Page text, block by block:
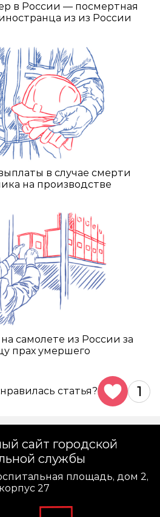
в России — посмертная
из из России
в случае смерти
на производстве
самолете из России за
прах умершего
статья? 1
сайт городской
службы
площадь, дом 2,
корпус 27